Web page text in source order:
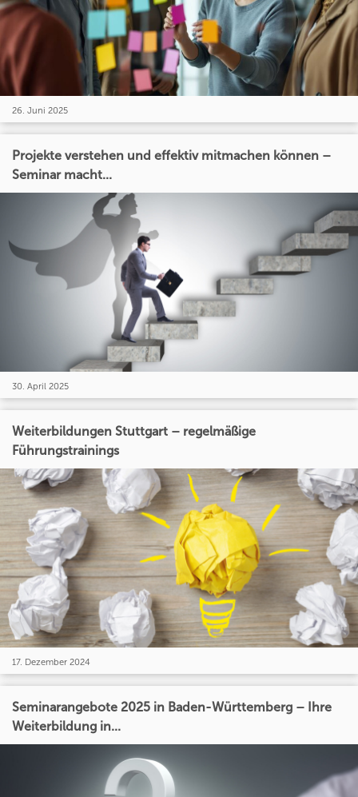
26. Juni 2025
Projekte verstehen und effektiv mitmachen können –
Seminar macht...
30. April 2025
Weiterbildungen Stuttgart – regelmäßige
Führungstrainings
17. Dezember 2024
Seminarangebote 2025 in Baden-Württemberg – Ihre
Weiterbildung in...